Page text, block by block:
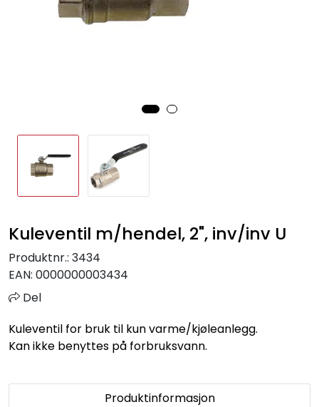
Kuleventil m/hendel, 2", inv/inv U
Produktnr.: 3434
EAN: 0000000003434
Del
Kuleventil for bruk til kun varme/kjøleanlegg.
Kan ikke benyttes på forbruksvann.
Produktinformasjon
Sprinkler
Vannbehandling
Varmeanlegg
Utgått av sortiment
Kontakt oss
Retur/reklamasjon